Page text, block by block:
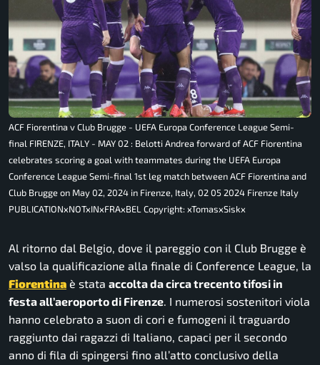
ACF Fiorentina v Club Brugge - UEFA Europa Conference League Semi-
final FIRENZE, ITALY - MAY 02 : Belotti Andrea forward of ACF Fiorentina
celebrates scoring a goal with teammates during the UEFA Europa
Conference League Semi-final 1st leg match between ACF Fiorentina and
Club Brugge on May 02, 2024 in Firenze, Italy, 02 05 2024 Firenze Italy
PUBLICATIONxNOTxINxFRAxBEL Copyright: xTomasxSiskx
Al ritorno dal Belgio, dove il pareggio con il Club Brugge è
valso la qualificazione alla finale di Conference League, la
Fiorentina è stata accolta da circa trecento tifosi in
festa all’aeroporto di Firenze. I numerosi sostenitori viola
hanno celebrato a suon di cori e fumogeni il traguardo
raggiunto dai ragazzi di Italiano, capaci per il secondo
anno di fila di spingersi fino all’atto conclusivo della